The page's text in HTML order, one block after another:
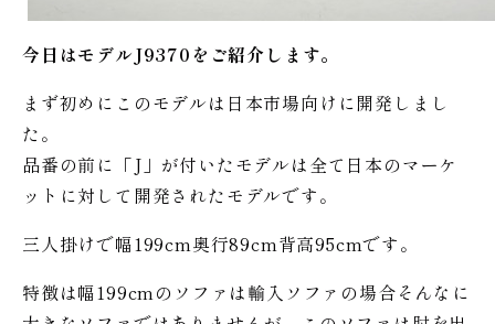
今日はモデルJ9370をご紹介します。
まず初めにこのモデルは日本市場向けに開発しまし
た。
品番の前に「J」が付いたモデルは全て日本のマーケ
ットに対して開発されたモデルです。
三人掛けで幅199cm奥行89cm背高95cmです。
特徴は幅199cmのソファは輸入ソファの場合そんなに